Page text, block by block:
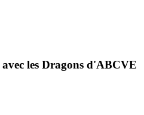
les Dragons d'ABCVE